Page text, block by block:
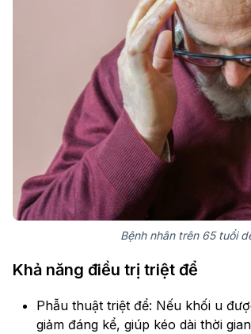
Bệnh nhân trên 65 tuổi
Khả năng điều trị triệt để
Phẫu thuật triệt để: Nếu khối u
giảm đáng kể, giúp kéo dài thời